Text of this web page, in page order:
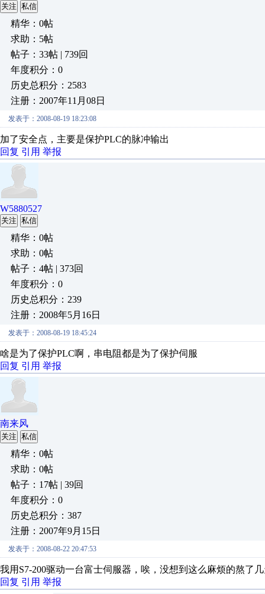
关注 私信
精华：0帖
求助：5帖
帖子：33帖 | 739回
年度积分：0
历史总积分：2583
注册：2007年11月08日
发表于：2008-08-19 18:23:08
加了安全点，主要是保护PLC的脉冲输出
回复 引用 举报
W5880527
关注 私信
精华：0帖
求助：0帖
帖子：4帖 | 373回
年度积分：0
历史总积分：239
注册：2008年5月16日
发表于：2008-08-19 18:45:24
啥是为了保护PLC啊，串电阻都是为了保护伺服
回复 引用 举报
南来风
关注 私信
精华：0帖
求助：0帖
帖子：17帖 | 39回
年度积分：0
历史总积分：387
注册：2007年9月15日
发表于：2008-08-22 20:47:53
我用S7-200驱动一台富士伺服器，唉，没想到这么麻烦的熬了
回复 引用 举报